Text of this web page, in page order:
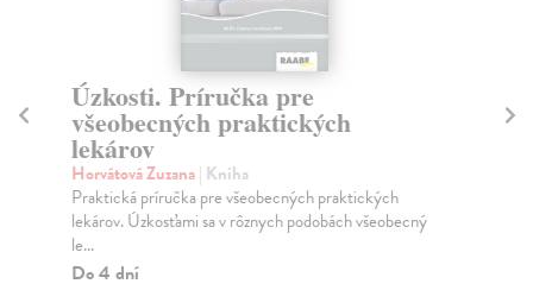
Úzkosti. Príručka pre
všeobecných praktických
lekárov
Horvátová Zuzana| Kniha
Praktická príručka pre všeobecných praktických
lekárov. Úzkosťami sa v rôznych podobách všeobecný
le...
Do 4 dní